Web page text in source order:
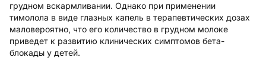
грудном вскармливании. Однако при применении
тимолола в виде глазных капель в терапевтических дозах
маловероятно, что его количество в грудном молоке
приведет к развитию клинических симптомов бета-
блокады у детей.